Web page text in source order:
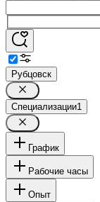
Рубцовск
Специализации1
График
Рабочие часы
Опыт